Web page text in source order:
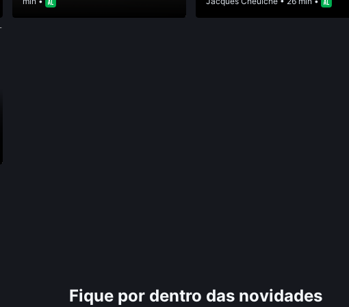
Fique por dentro das novidades